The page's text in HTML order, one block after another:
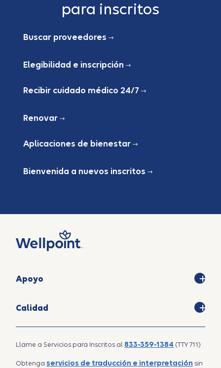
para inscritos
Buscar proveedores
Elegibilidad e inscripción
Recibir cuidado médico 24/7
Renovar
Aplicaciones de bienestar
Bienvenida a nuevos inscritos
Apoyo
Calidad
Llame a Servicios para Inscritos al 833-359-1384 (TTY 711)
Obtenga servicios de traducción e interpretación sin